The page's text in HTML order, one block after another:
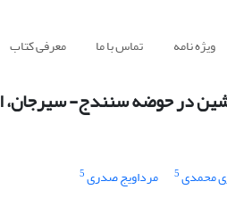
ویژه نامه تماس با ما معرفی کتاب
در حوضه سنندج- سیرجان،
محمدی5 مرداویج صدری5